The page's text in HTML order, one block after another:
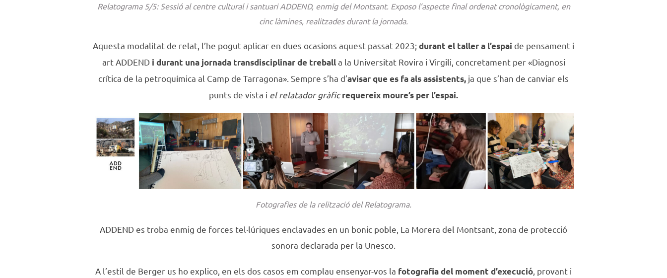
Relatograma 5/5: Sessió al centre cultural i santuari ADDEND, enmig del Montsant. Exposo l’aspecte final ordenat cronològicament, en
cinc làmines, realitzades durant la jornada.
Aquesta modalitat de relat, l’he pogut aplicar en dues ocasions aquest passat 2023; durant el taller a l’espai de pensament i
art ADDEND i durant una jornada transdisciplinar de treballa la Universitat Rovira i Virgili, concretament per «Diagnosi
crítica de la petroquímica al Camp de Tarragona». Sempre s’ha d’avisar que es fa als assistents, ja que s’han de canviar els
punts de vista i el relatador gràfic requereix moure’s per l’espai.
Fotografies de la relització del Relatograma.
ADDEND es troba enmig de forces tel·lúriques enclavades en un bonic poble, La Morera del Montsant, zona de protecció
sonora declarada per la Unesco.
A l’estil de Berger us ho explico, en els dos casos em complau ensenyar-vos la fotografia del moment d’execució , provant i